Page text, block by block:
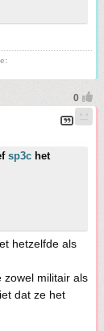
sp3c het
hetzelfde als
zowel militair als
dat ze het